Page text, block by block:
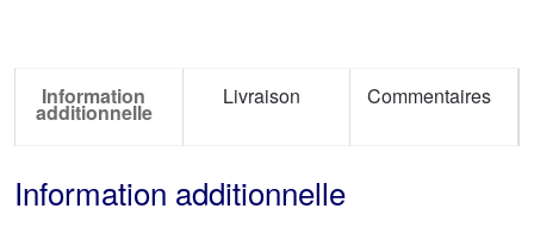
Information
additionnelle
Livraison Commentaires
Information additionnelle